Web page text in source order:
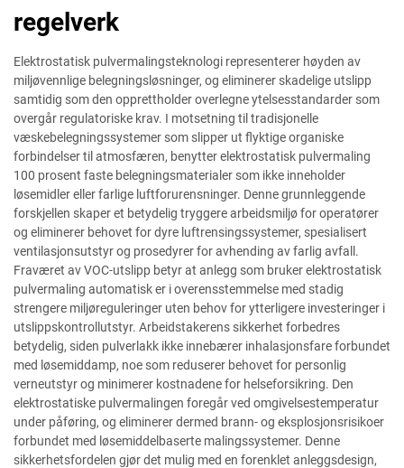
regelverk
Elektrostatisk pulvermalingsteknologi representerer høyden av
miljøvennlige belegningsløsninger, og eliminerer skadelige utslipp
samtidig som den opprettholder overlegne ytelsesstandarder som
overgår regulatoriske krav. I motsetning til tradisjonelle
væskebelegningssystemer som slipper ut flyktige organiske
forbindelser til atmosfæren, benytter elektrostatisk pulvermaling
100 prosent faste belegningsmaterialer som ikke inneholder
løsemidler eller farlige luftforurensninger. Denne grunnleggende
forskjellen skaper et betydelig tryggere arbeidsmiljø for operatører
og eliminerer behovet for dyre luftrensingssystemer, spesialisert
ventilasjonsutstyr og prosedyrer for avhending av farlig avfall.
Fraværet av VOC-utslipp betyr at anlegg som bruker elektrostatisk
pulvermaling automatisk er i overensstemmelse med stadig
strengere miljøreguleringer uten behov for ytterligere investeringer i
utslippskontrollutstyr. Arbeidstakerens sikkerhet forbedres
betydelig, siden pulverlakk ikke innebærer inhalasjonsfare forbundet
med løsemiddamp, noe som reduserer behovet for personlig
verneutstyr og minimerer kostnadene for helseforsikring. Den
elektrostatiske pulvermalingen foregår ved omgivelsestemperatur
under påføring, og eliminerer dermed brann- og eksplosjonsrisikoer
forbundet med løsemiddelbaserte malingssystemer. Denne
sikkerhetsfordelen gjør det mulig med en forenklet anleggsdesign,